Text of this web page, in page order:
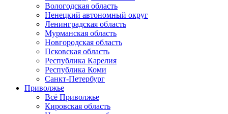
Вологодская область
Ненецкий автономный округ
Ленинградская область
Мурманская область
Новгородская область
Псковская область
Республика Карелия
Республика Коми
Санкт-Петербург
Приволжье
Всё Приволжье
Кировская область